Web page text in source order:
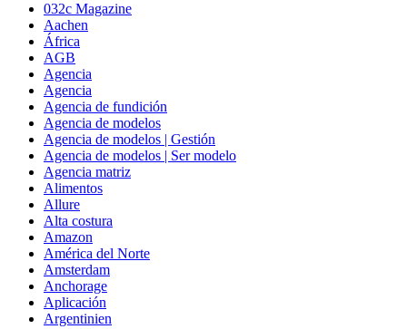
032c Magazine
Aachen
África
AGB
Agencia
Agencia
Agencia de fundición
Agencia de modelos
Agencia de modelos | Gestión
Agencia de modelos | Ser modelo
Agencia matriz
Alimentos
Allure
Alta costura
Amazon
América del Norte
Amsterdam
Anchorage
Aplicación
Argentinien